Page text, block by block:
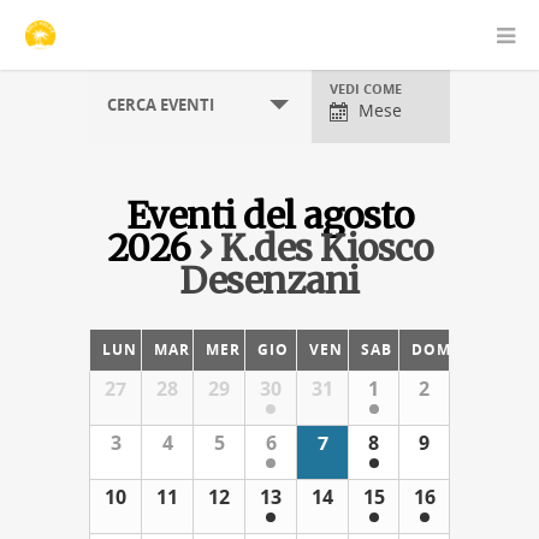
CERCA EVENTI Visualizzazioni
evento
VEDI COME
Mese
Eventi del agosto
2026› K.des Kiosco
Desenzani
Navigazione
per
mese
del
LUN MAR MER GIO VEN SAB DOM
27 28 29 30 31 1 2
3 4 5 6 7 8 9
10 11 12 13 14 15 16